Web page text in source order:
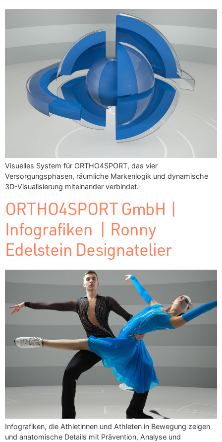
Visuelles System für ORTHO4SPORT, das vier
Versorgungsphasen, räumliche Markenlogik und dynamische
3D-Visualisierung miteinander verbindet.
ORTHO4SPORT GmbH |
Infografiken | Ronny
Edelstein Designatelier
Infografiken, die Athletinnen und Athleten in Bewegung zeigen
und anatomische Details mit Prävention, Analyse und